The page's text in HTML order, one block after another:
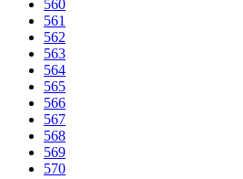
560
561
562
563
564
565
566
567
568
569
570